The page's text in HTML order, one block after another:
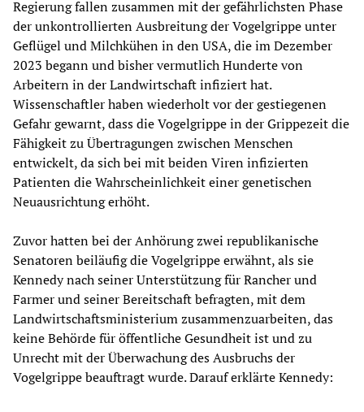
Regierung fallen zusammen mit der gefährlichsten Phase
der unkontrollierten Ausbreitung der Vogelgrippe unter
Geflügel und Milchkühen in den USA, die im Dezember
2023 begann und bisher vermutlich Hunderte von
Arbeitern in der Landwirtschaft infiziert hat.
Wissenschaftler haben wiederholt vor der gestiegenen
Gefahr gewarnt, dass die Vogelgrippe in der Grippezeit die
Fähigkeit zu Übertragungen zwischen Menschen
entwickelt, da sich bei mit beiden Viren infizierten
Patienten die Wahrscheinlichkeit einer genetischen
Neuausrichtung erhöht.
Zuvor hatten bei der Anhörung zwei republikanische
Senatoren beiläufig die Vogelgrippe erwähnt, als sie
Kennedy nach seiner Unterstützung für Rancher und
Farmer und seiner Bereitschaft befragten, mit dem
Landwirtschaftsministerium zusammenzuarbeiten, das
keine Behörde für öffentliche Gesundheit ist und zu
Unrecht mit der Überwachung des Ausbruchs der
Vogelgrippe beauftragt wurde. Darauf erklärte Kennedy: